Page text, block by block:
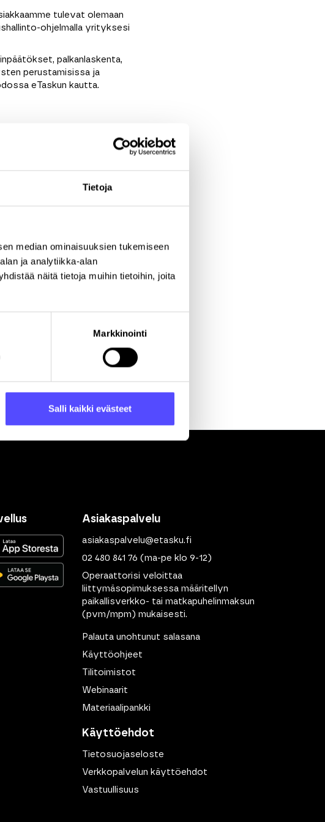
Tietoja
median ominaisuuksien tukemiseen
ja analytiikka-alan
näitä tietoja muihin tietoihin, joita
Markkinointi
Salli kaikki evästeet
tulevat olemaan
ohjelmalla yrityksesi
palkanlaskenta,
perustamisissa ja
eTaskun kautta.
Kaupunki
Asiakaspalvelu
asiakaspalvelu@etasku.fi
02 480 841 76 (ma-pe klo 9-12)
Operaattorisi veloittaa
liittymäsopimuksessa määritellyn
paikallisverkko- tai matkapuhelinmaksun
(pvm/mpm) mukaisesti.
Palauta unohtunut salasana
Käyttöohjeet
Tilitoimistot
Webinaarit
Materiaalipankki
Käyttöehdot
Tietosuojaseloste
Verkkopalvelun käyttöehdot
Vastuullisuus